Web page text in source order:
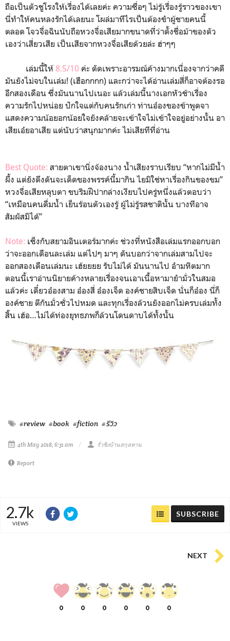
ถือเป็นตัวชูโรงให้เรื่องได้เลยค่ะ ความซื่อๆ ไม่รู้เรื่องรู้ราวของเขา
นี่ทำให้คนหลงรักได้เลยนะ โผล่มาทีไรเป็นต้องขำผู้ชายคนนี้
ตลอด โจวจื่อฉินนับถือหวงจื่อเสียมากขนาดที่ว่าตั้งชื่อม้าของตัว
เองว่าเสี่ยวเสีย เป็นเสียจากหวงจื่อเสียด้วยล่ะ ฮ่าๆๆ
เล่มนี้ให้ 8.5/10 ค่ะ ตัดเพราะอารมณ์ค้างมากเนื่องจากว่าคดี
มันยังไม่จบในเล่ม! (เฮือกกกก) และกว่าจะได้อ่านเล่มสี่ก็อาจต้องรอ
อีกสองเดือน ซึ่งมันนานไปเนอะ แล้วเล่มนี้นางเอกหัวช้าเรื่อง
ความรักไปหน่อย ปักใจแต่กับคนรักเก่า ท่านอ๋องของข้าพูดจา
แสดงความน้อยอกน้อยใจยังคล้ายจะเข้าใจไม่เข้าใจอยู่อย่างนั้น อา
เสียเอ๋ยอาเสีย แต่นับว่าสนุกมากค่ะ ไม่เสียทีที่อ่าน
Best Quote: สายตาเขานิ่งจ้องนาง น้ำเสียงราบเรียบ “หากไม่มีน้ำ
ผึ้ง แต่ยังดึงดันจะเด็ดของพรรค์นี้มากิน ไยมิใช่หาเรื่องกินของขม”
หวงจื่อเสียหลุบตา ขบริมฝีปากล่างเงียบไปครู่หนึ่งแล้วตอบว่า
“เหมือนคนดื่มน้ำ เย็นร้อนตัวเองรู้ ผู้ไม่รู้รสชาตินั้น บางทีอาจ
สัมผัสมิได้”
Note: เซ็งกับสยามอินเตอร์มากค่ะ ช่วงที่หนังสือเล่มแรกออกบอก
ว่าจะออกเดือนละเล่ม แต่ไปๆ มาๆ ดันบอกว่าจากเล่มสามไปจะ
ออกสองเดือนเล่มนะ เฮ้ยยยย รับไม่ได้ มันนานไป อำมหิตมาก
ตอนนี้เราอ่านนิยายค้างหลายเรื่องจนเอาเนื้อหามายำมั่วในสมอ
แล้วค่ะ เดี๋ยวอ๋องสาม อ๋องสี่ อ๋องเจ็ด องค์ชายสิบเจ็ด นั่นก็อ๋อง นี่ก็
องค์ชาย ตีกันมั่วซั่วไปหมด และทุกเรื่องล้วนยังออกไม่ครบเล่มทั้ง
สิ้น เฮ้อ…ไม่ได้ท่องยุทธภพก็ล้วนโดนดาบได้ทั้งนั้น
#review #book #fiction #รีวิว
4th May 2018, 6:31 am รั่วชิงบ้านสกุลหาน
Report
2.7k
VIEWS
SUBSCRIBE
NEXT
0 0 0 0 0 0